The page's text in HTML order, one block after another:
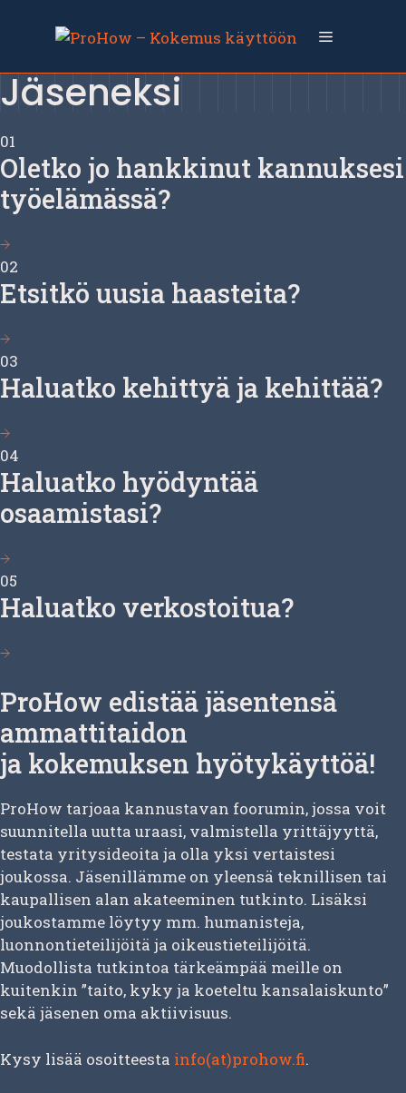
sisältöön
Valikko
Jäseneksi
01
Oletko jo hankkinut kannuksesi
työelämässä?
02
Etsitkö uusia haasteita?
03
Haluatko kehittyä ja kehittää?
04
Haluatko hyödyntää
osaamistasi?
05
Haluatko verkostoitua?
ProHow edistää jäsentensä
ammattitaidon
ja kokemuksen hyötykäyttöä!
ProHow tarjoaa kannustavan foorumin, jossa voit
suunnitella uutta uraasi, valmistella yrittäjyyttä,
testata yritysideoita ja olla yksi vertaistesi
joukossa. Jäsenillämme on yleensä teknillisen tai
kaupallisen alan akateeminen tutkinto. Lisäksi
joukostamme löytyy mm. humanisteja,
luonnontieteilijöitä ja oikeustieteilijöitä.
Muodollista tutkintoa tärkeämpää meille on
kuitenkin ”taito, kyky ja koeteltu kansalaiskunto”
sekä jäsenen oma aktiivisuus.
Kysy lisää osoitteesta info(at)prohow.fi.